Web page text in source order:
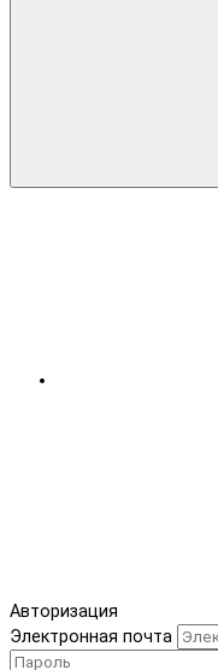
Авторизация
Электронная почта